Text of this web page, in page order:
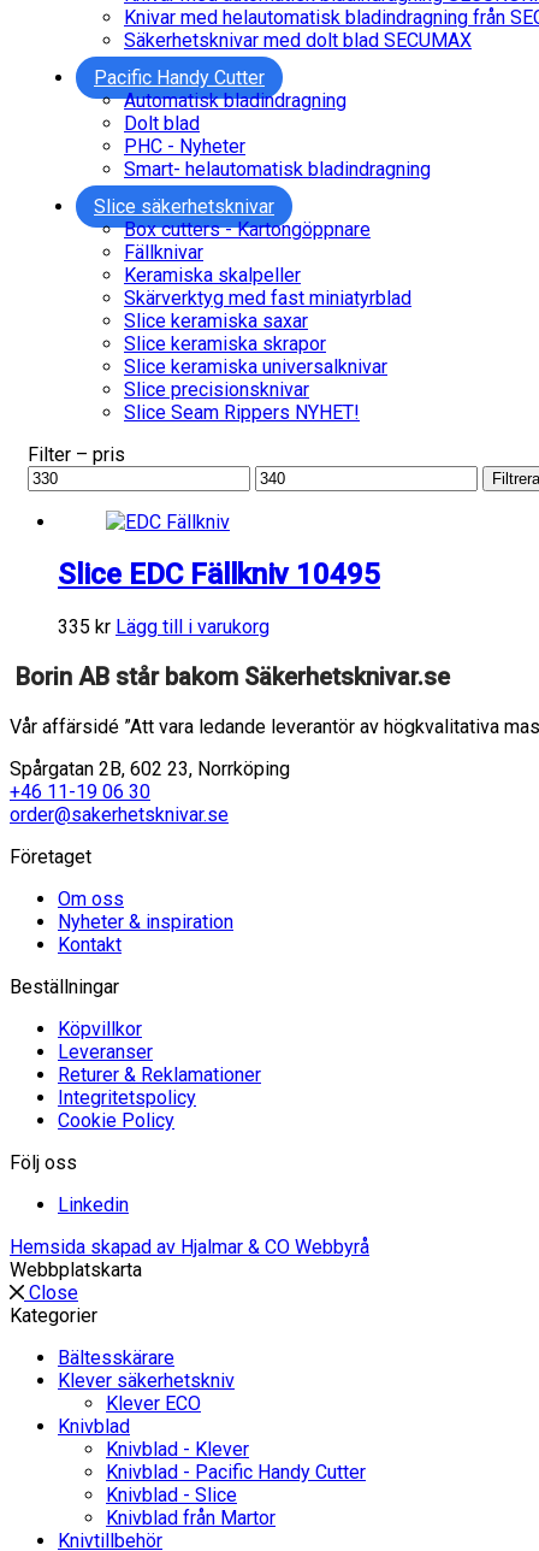
Knivar med helautomatisk bladindragning från
Säkerhetsknivar med dolt blad SECUMAX
Pacific Handy Cutter
Automatisk bladindragning
Dolt blad
PHC - Nyheter
Smart- helautomatisk bladindragning
Slice säkerhetsknivar
Box cutters - Kartongöppnare
Fällknivar
Keramiska skalpeller
Skärverktyg med fast miniatyrblad
Slice keramiska saxar
Slice keramiska skrapor
Slice keramiska universalknivar
Slice precisionsknivar
Slice Seam Rippers NYHET!
Filter – pris
Min
Max
Filtrera
Slice EDC Fällkniv 10495
335 kr Lägg till i varukorg
Borin AB står bakom Säkerhetsknivar.se
Vår affärsidé ”Att vara ledande leverantör av högkvalitativa
Spårgatan 2B, 602 23, Norrköping
+46 11-19 06 30
order@sakerhetsknivar.se
Företaget
Om oss
Nyheter & inspiration
Kontakt
Beställningar
Köpvillkor
Leveranser
Returer & Reklamationer
Integritetspolicy
Cookie Policy
Följ oss
Linkedin
Hemsida skapad av Hjalmar & CO Webbyrå
Webbplatskarta
Close
Kategorier
Bältesskärare
Klever säkerhetskniv
Klever ECO
Knivblad
Knivblad - Klever
Knivblad - Pacific Handy Cutter
Knivblad - Slice
Knivblad från Martor
Knivtillbehör